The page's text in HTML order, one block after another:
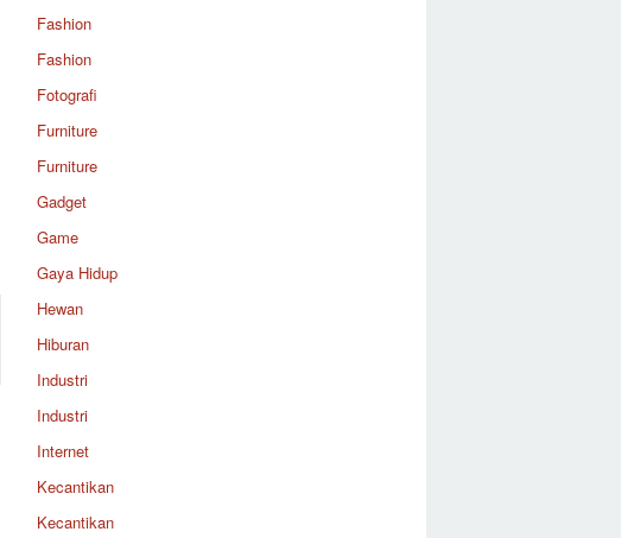
Fashion
Fashion
Fotografi
Furniture
Furniture
Gadget
Game
Gaya Hidup
Hewan
Hiburan
Industri
Industri
Internet
Kecantikan
Kecantikan